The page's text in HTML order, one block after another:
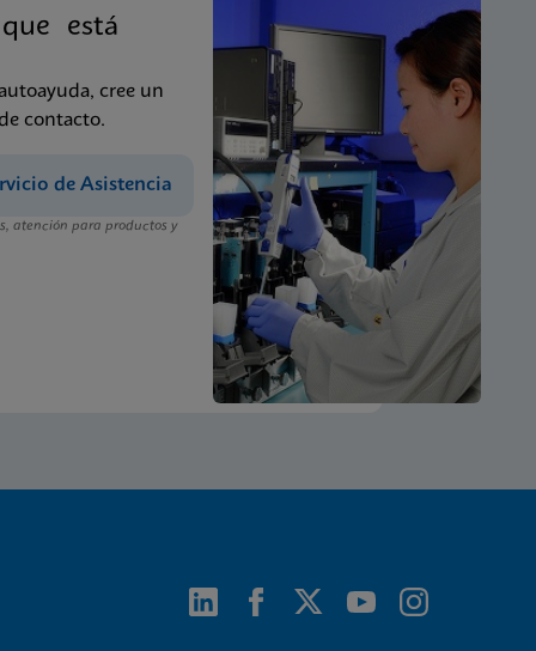
está
cree un
contacto.
de Asistencia
atención para productos y